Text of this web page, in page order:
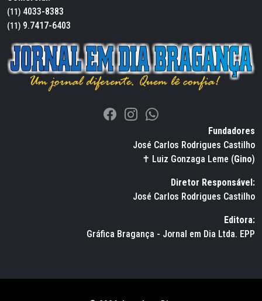
(11) 4033-8383
(11) 9.7417-6403
Fundadores
José Carlos Rodrigues Castilho
✝ Luiz Gonzaga Leme (Gino)
Diretor Responsável:
José Carlos Rodrigues Castilho
Editora:
Gráfica Bragança - Jornal em Dia Ltda. EPP